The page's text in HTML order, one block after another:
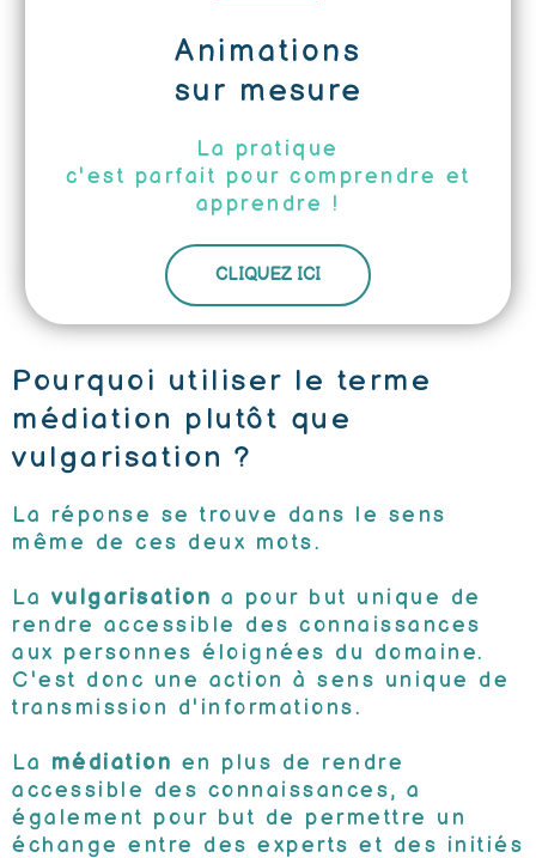
Animations
sur mesure
La pratique
c'est parfait pour comprendre et
apprendre !
CLIQUEZ ICI
Pourquoi utiliser le terme
médiation plutôt que
vulgarisation ?
La réponse se trouve dans le sens
même de ces deux mots.
La vulgarisation a pour but unique de
rendre accessible des connaissances
aux personnes éloignées du domaine.
C'est donc une action à sens unique de
transmission d'informations.
La médiation en plus de rendre
accessible des connaissances, a
également pour but de permettre un
échange entre des experts et des initiés